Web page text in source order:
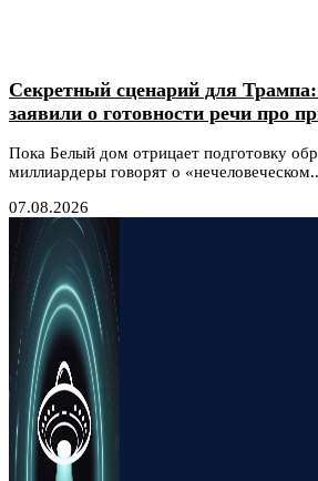
Секретный сценарий для
заявили о готовности речи про
Пока Белый дом отрицает подготовку
миллиардеры говорят о
07.08.2026